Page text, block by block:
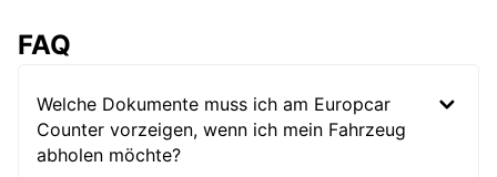
FAQ
Welche Dokumente muss ich am Europcar
Counter vorzeigen, wenn ich mein Fahrzeug
abholen möchte?